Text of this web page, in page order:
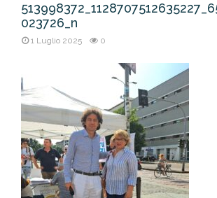
023726_n
1 Luglio 2025 0